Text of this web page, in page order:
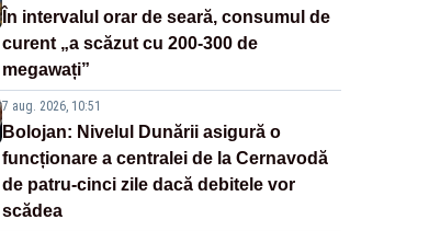
În intervalul orar de seară, consumul de
curent „a scăzut cu 200-300 de
megawați”
7 aug. 2026, 10:51
Bolojan: Nivelul Dunării asigură o
funcționare a centralei de la Cernavodă
de patru-cinci zile dacă debitele vor
scădea